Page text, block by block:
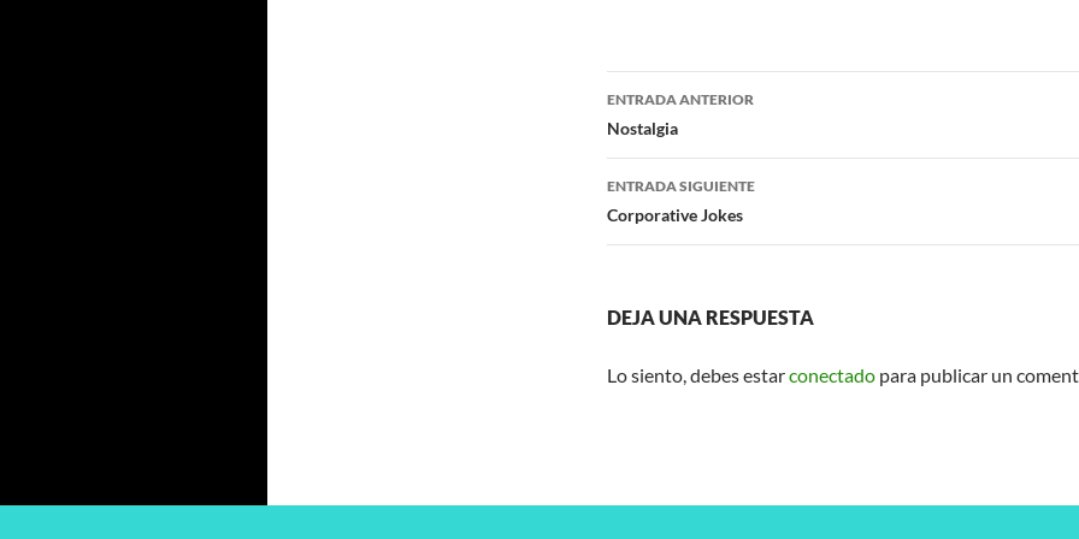
Navegación
de
entradas
ENTRADA ANTERIOR
Nostalgia
ENTRADA SIGUIENTE
Corporative Jokes
DEJA UNA RESPUESTA
Lo siento, debes estarconectado para publicar un